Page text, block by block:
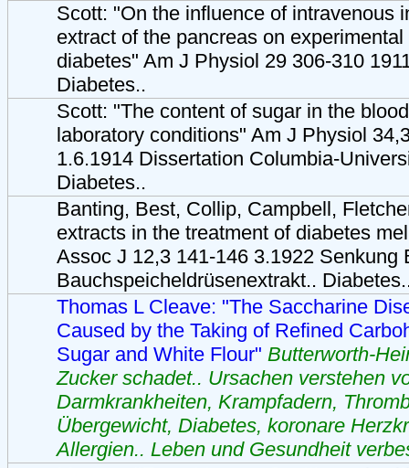
Scott: "On the influence of intravenous
extract of the pancreas on
diabetes" Am J Physiol 29 306-310
Diabetes..
Scott: "The content of sugar in the
laboratory conditions" Am J Physiol
1.6.1914 Dissertation Columbia-
Diabetes..
Banting, Best, Collip, Campbell,
extracts in the treatment of diabetes
Assoc J 12,3 141-146 3.1922 Senkung
Bauchspeicheldrüsenextrakt..
Thomas L Cleave: "The Saccharine
Caused by the Taking of Refined
Sugar and White Flour" Butterworth-
Zucker schadet.. Ursachen verstehen
Darmkrankheiten, Krampfadern,
Übergewicht, Diabetes, koronare
Allergien.. Leben und Gesundheit